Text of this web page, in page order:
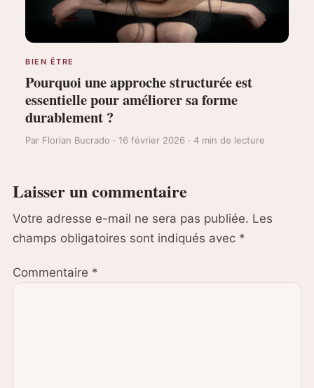
BIEN ÊTRE
Pourquoi une approche structurée est
essentielle pour améliorer sa forme
durablement ?
Par Florian Bucrado · 16 février 2026 · 4 min de lecture
Laisser un commentaire
Votre adresse e-mail ne sera pas publiée. Les
champs obligatoires sont indiqués avec *
Commentaire *